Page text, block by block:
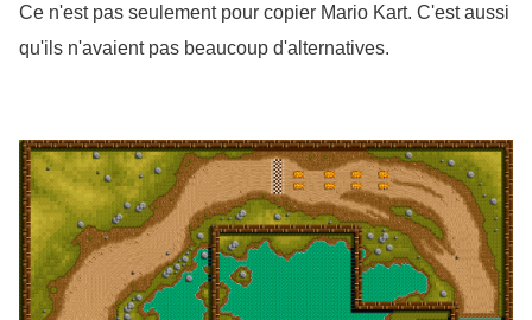
Ce n'est pas seulement pour copier Mario Kart. C'est aussi
qu'ils n'avaient pas beaucoup d'alternatives.